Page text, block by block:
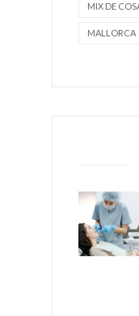
MIX DE
MALLORCA